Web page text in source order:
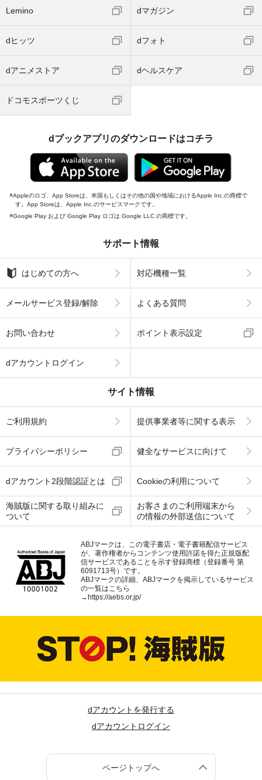
Lemino dマガジン
dヒッツ dフォト
dアニメストア dヘルスケア
ドコモスポーツくじ
dブックアプリのダウンロードはコチラ
Appleのロゴ、App Storeは、米国もしくはその他の国や地域におけるApple Inc.の商標で
す。App Storeは、Apple Inc.のサービスマークです。
Google Play および Google Play ロゴは Google LLC の商標です。
サポート情報
はじめての方へ 対応機種一覧
メールサービス登録/解除 よくある質問
お問い合わせ ポイント表示設定
dアカウントログイン
サイト情報
ご利用規約 提供事業者等に関する表示
プライバシーポリシー 健全なサービスに向けて
dアカウント2段階認証とは Cookieの利用について
海賊版に関する取り組みに
ついて
お客さまのご利用端末から
の情報の外部送信について
ABJマークは、この電子書店・電子書籍配信サービス
が、著作権者からコンテンツ使用許諾を得た正規版配
信サービスであることを示す登録商標（登録番号 第
6091713号）です。
ABJマークの詳細、ABJマークを掲示しているサービス
の一覧はこちら
→https://aebs.or.jp/
dアカウントを発行する
dアカウントログイン
ページトップへ